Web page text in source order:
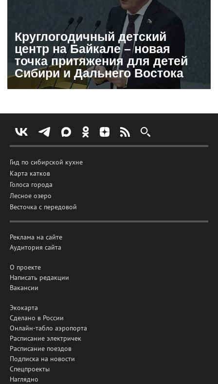
Круглогодичный детский
центр на Байкале – новая
точка притяжения для детей
Сибири и Дальнего Востока
Гид по сибирской кухне
Карта катков
Голоса города
Лесное озеро
Весточка с передовой
Реклама на сайте
Аудитория сайта
О проекте
Написать редакции
Вакансии
Экокарта
Сделано в России
Онлайн-табло аэропорта
Расписание электричек
Расписание поездов
Подписка на новости
Спецпроекты
Наглядно